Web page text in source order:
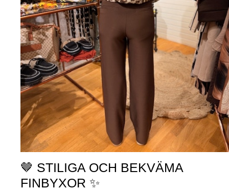
🤎 STILIGA OCH BEKVÄMA
FINBYXOR ✨